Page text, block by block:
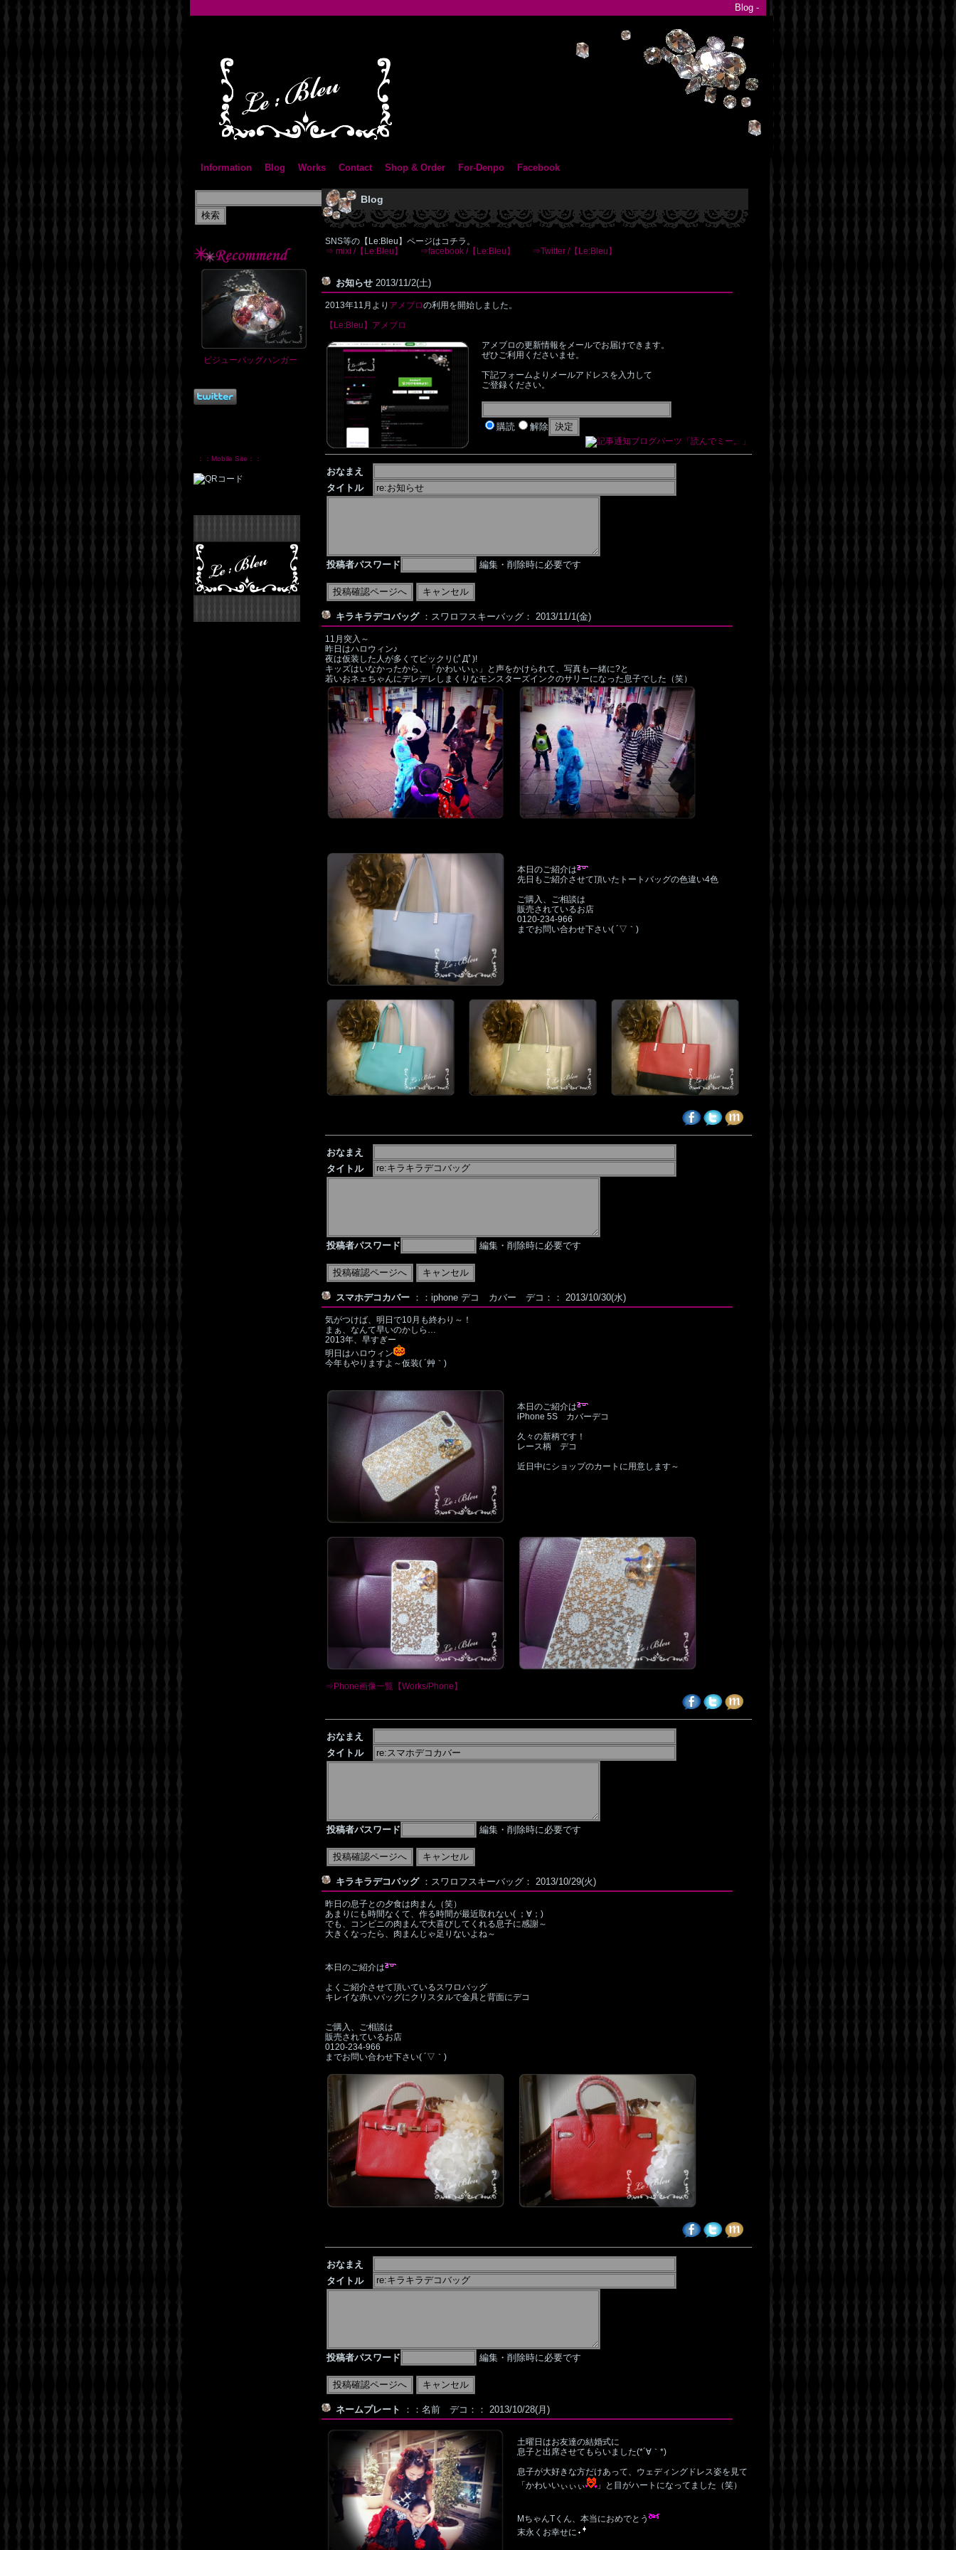
Blog -
Information Blog Works Contact Shop & Order For-Denpo Facebook
ビジューバッグハンガー
：：Mobile Site：：
Blog
SNS等の【Le:Bleu】ページはコチラ。
⇒ mixi /【Le:Bleu】
⇒facebook /【Le:Bleu】 ⇒Twitter /【Le:Bleu】
お知らせ 2013/11/2(土)
2013年11月より アメブロの利用を開始しました。
【Le:Bleu】アメブロ
アメブロの更新情報をメールでお届けできます。
ぜひご利用くださいませ。
下記フォームよりメールアドレスを入力して
ご登録ください。
購読 解除
おなまえ
タイトル
投稿者パスワード 編集・削除時に必要です
キラキラデコバッグ ：スワロフスキーバッグ： 2013/11/1(金)
11月突入～
昨日はハロウィン♪
夜は仮装した人が多くてビックリ(;ﾟДﾟ)!
キッズはいなかったから、「かわいいぃ」と声をかけられて、写真も一緒に?と
若いおネェちゃんにデレデレしまくりなモンスターズインクのサリーになった息子でした（笑）
本日のご紹介は
先日もご紹介させて頂いたトートバッグの色違い4色
ご購入、ご相談は
販売されているお店
0120‐234‐966
までお問い合わせ下さい( ´▽｀)
おなまえ
タイトル
投稿者パスワード 編集・削除時に必要です
スマホデコカバー ：：iphone デコ カバー デコ：： 2013/10/30(水)
気がつけば、明日で10月も終わり～！
まぁ、なんて早いのかしら…
2013年、早すぎー
明日はハロウィン
今年もやりますよ～仮装( ´艸｀)
本日のご紹介は
iPhone 5S カバーデコ
久々の新柄です！
レース柄 デコ
近日中にショップのカートに用意します～
⇒Phone画像一覧【Works/Phone】
おなまえ
タイトル
投稿者パスワード 編集・削除時に必要です
キラキラデコバッグ ：スワロフスキーバッグ： 2013/10/29(火)
昨日の息子との夕食は肉まん（笑）
あまりにも時間なくて、作る時間が最近取れない( ；∀；)
でも、コンビニの肉まんで大喜びしてくれる息子に感謝～
大きくなったら、肉まんじゃ足りないよね～
本日のご紹介は
よくご紹介させて頂いているスワロバッグ
キレイな赤いバッグにクリスタルで金具と背面にデコ
ご購入、ご相談は
販売されているお店
0120‐234‐966
までお問い合わせ下さい( ´▽｀)
おなまえ
タイトル
投稿者パスワード 編集・削除時に必要です
ネームプレート ：：名前 デコ：： 2013/10/28(月)
土曜日はお友達の結婚式に
息子と出席させてもらいました(*´∀｀*)
息子が大好きな方だけあって、ウェディングドレス姿を見て
「かわいいぃぃぃ
」と目がハートになってました（笑）
MちゃんTくん、本当におめでとう
末永くお幸せに